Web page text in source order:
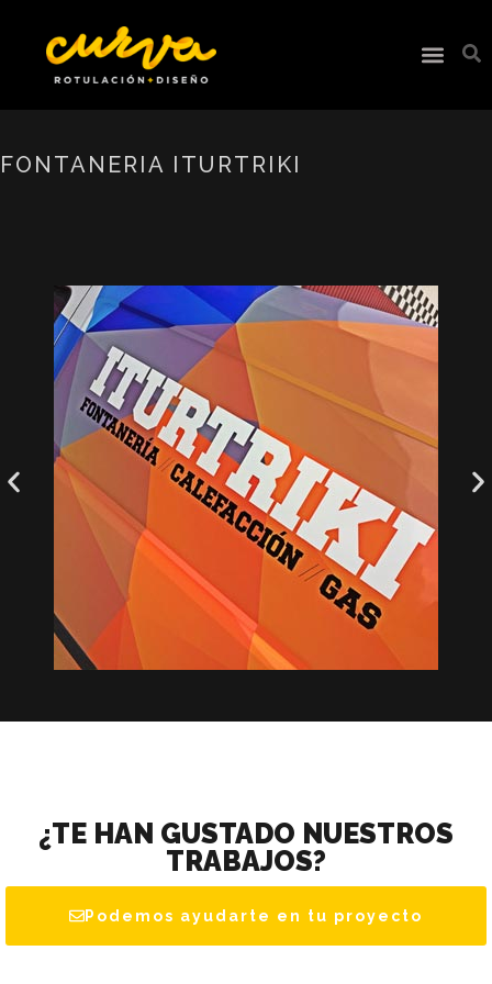
FONTANERIA ITURTRIKI
¿TE HAN GUSTADO NUESTROS
TRABAJOS?
Podemos ayudarte en tu proyecto